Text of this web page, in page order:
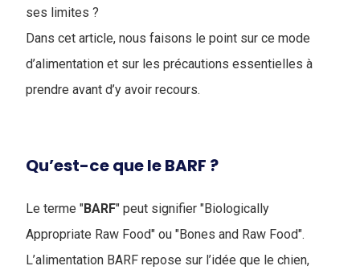
ses limites ?
Dans cet article, nous faisons le point sur ce mode
d’alimentation et sur les précautions essentielles à
prendre avant d’y avoir recours.
Qu’est-ce que le BARF ?
Le terme "BARF" peut signifier "Biologically
Appropriate Raw Food" ou "Bones and Raw Food".
L’alimentation BARF repose sur l’idée que le chien,